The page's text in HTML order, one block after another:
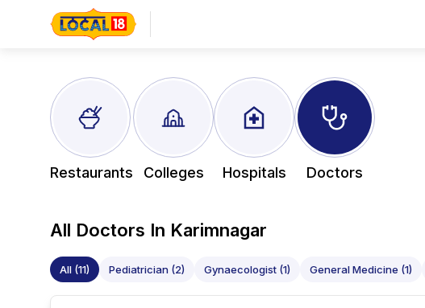
Restaurants Colleges Hospitals Doctors
All Doctors In Karimnagar
All (11) Pediatrician (2) Gynaecologist (1) General Medicine (1)